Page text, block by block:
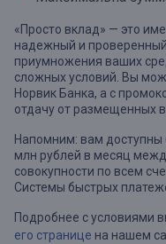
«Просто вклад» — это
надежный и
приумножения ваших
сложных условий. Вы
Норвик Банка, а с
отдачу от размещенных в
Напомним: вам
млн рублей в месяц
совокупности по всем
Системы быстрых
Подробнее с условиями
его странице на нашем